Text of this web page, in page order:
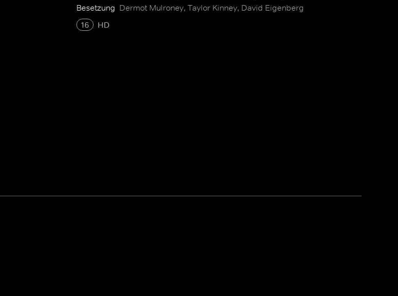
Rescue Squad. Trotz einiger Reibereien ist das Department jedoch für die
meisten Team-Mitglieder wie eine Ersatzfamilie, die ihnen dabei hilft, mit den
zum Teil traumatischen Erlebnissen umzugehen.
Besetzung Dermot Mulroney, Taylor Kinney, David Eigenberg
16
HD